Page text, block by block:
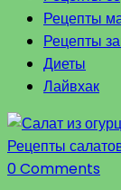
Рецепты
Рецепты
Диеты
Лайвхак
Рецепты
0 Comments